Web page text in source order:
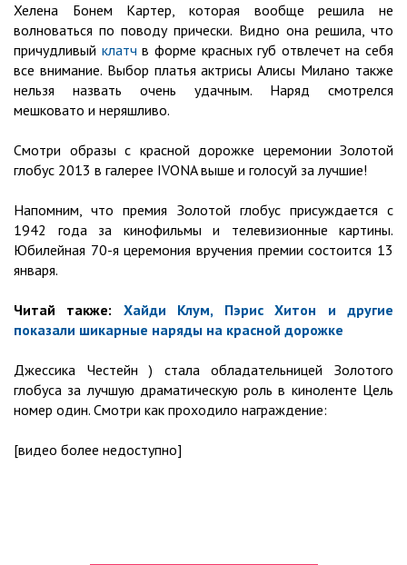
Хелена Бонем Картер, которая вообще решила не
волноваться по поводу прически. Видно она решила, что
причудливый клатч в форме красных губ отвлечет на себя
все внимание. Выбор платья актрисы Алисы Милано также
нельзя назвать очень удачным. Наряд смотрелся
мешковато и неряшливо.
Смотри образы с красной дорожке церемонии Золотой
глобус 2013 в галерее IVONA выше и голосуй за лучшие!
Напомним, что премия Золотой глобус присуждается с
1942 года за кинофильмы и телевизионные картины.
Юбилейная 70-я церемония вручения премии состоится 13
января.
Читай также: Хайди Клум, Пэрис Хитон и другие
показали шикарные наряды на красной дорожке
Джессика Честейн ) стала обладательницей Золотого
глобуса за лучшую драматическую роль в киноленте Цель
номер один. Смотри как проходило награждение:
[видео более недоступно]